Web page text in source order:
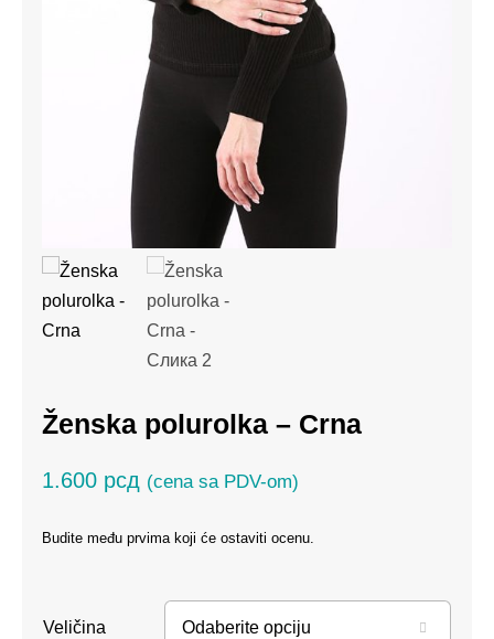
Ženska polurolka – Crna
1.600 рсд (cena sa PDV-om)
Budite među prvima koji će ostaviti ocenu.
Veličina 